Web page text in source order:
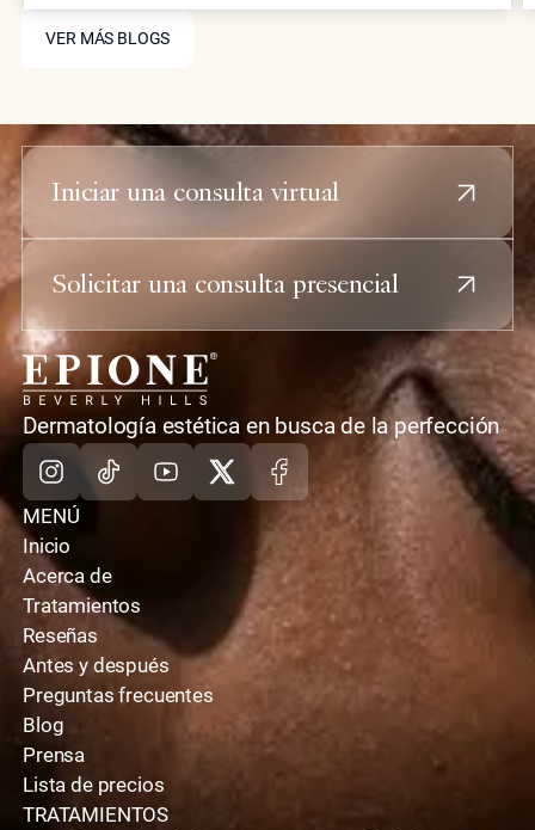
VER MÁS BLOGS
VER MÁS BLOGS
tratamientos exclusivos como Coolaser y
rejuvenecimiento cutáneo prácticamente sin
tiempo de recuperación ni cicatrices.
Iniciar una consulta virtual
Solicitar una consulta presencial
casa
Dermatología estética en busca de la perfección
Instagram
TikTokYoutube
X Facebook
MENÚ
Inicio
Acerca de
Tratamientos
Reseñas
Antes y después
Preguntas frecuentes
Blog
Prensa
Lista de precios
TRATAMIENTOS